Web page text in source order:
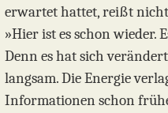
erwartet hattet, reißt
»Hier ist es schon wieder.
Denn es hat sich
langsam. Die Energie
Informationen schon